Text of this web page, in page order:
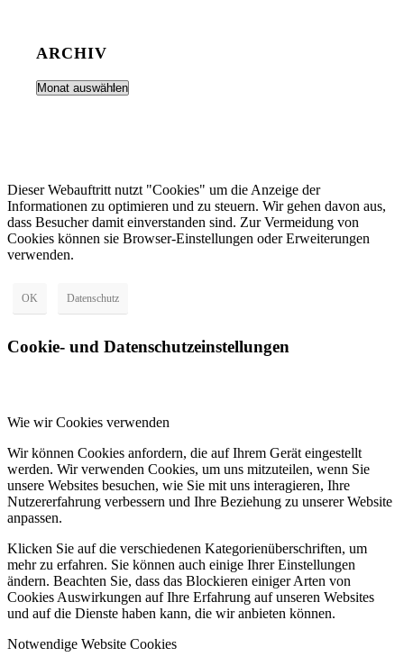
ARCHIV
Dieser Webauftritt nutzt "Cookies" um die Anzeige der
Informationen zu optimieren und zu steuern. Wir gehen davon aus,
dass Besucher damit einverstanden sind. Zur Vermeidung von
Cookies können sie Browser-Einstellungen oder Erweiterungen
verwenden.
OK Datenschutz
Cookie- und Datenschutzeinstellungen
Wie wir Cookies verwenden
Wir können Cookies anfordern, die auf Ihrem Gerät eingestellt
werden. Wir verwenden Cookies, um uns mitzuteilen, wenn Sie
unsere Websites besuchen, wie Sie mit uns interagieren, Ihre
Nutzererfahrung verbessern und Ihre Beziehung zu unserer Website
anpassen.
Klicken Sie auf die verschiedenen Kategorienüberschriften, um
mehr zu erfahren. Sie können auch einige Ihrer Einstellungen
ändern. Beachten Sie, dass das Blockieren einiger Arten von
Cookies Auswirkungen auf Ihre Erfahrung auf unseren Websites
und auf die Dienste haben kann, die wir anbieten können.
Notwendige Website Cookies